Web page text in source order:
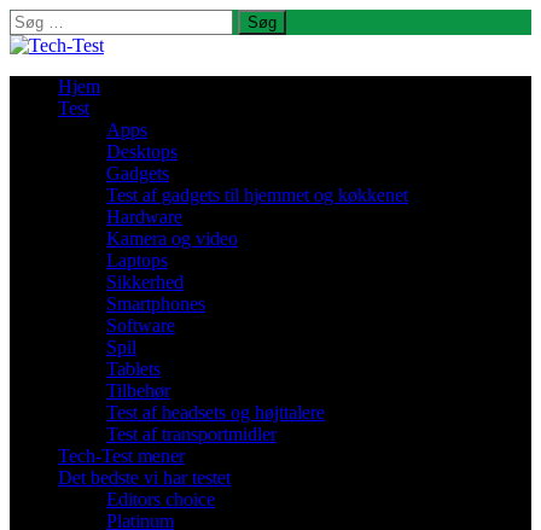
Søg
efter:
Hjem
Test
Apps
Desktops
Gadgets
Test af gadgets til hjemmet og køkkenet
Hardware
Kamera og video
Laptops
Sikkerhed
Smartphones
Software
Spil
Tablets
Tilbehør
Test af headsets og højttalere
Test af transportmidler
Tech-Test mener
Det bedste vi har testet
Editors choice
Platinum